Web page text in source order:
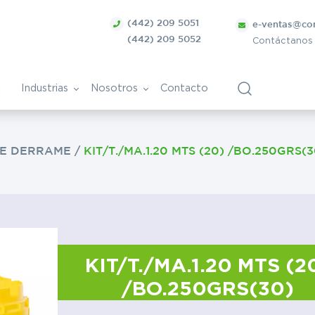
(442) 209 5051
(442) 209 5052
e-
Contáctanos
Industrias
Vitivinícola
Tratamiento de superficies
metálicas
Nosotros
Bolsa de Trabajo
Contacto
DERRAME / KIT/T./MA.1.20 MTS (20) /
KIT/T./MA.1.20 MTS
/BO.250GRS(30)